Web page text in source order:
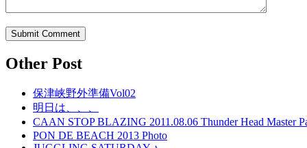
Other Post
保津峡野外準備Vol02
明日は、、、
CAAN STOP BLAZING 2011.08.06 Thunder Head Master
PON DE BEACH 2013 Photo